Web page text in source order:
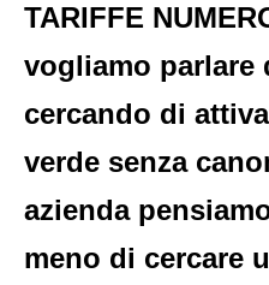
TARIFFE
vogliamo parlare
cercando di
verde senza
azienda
meno di cercare